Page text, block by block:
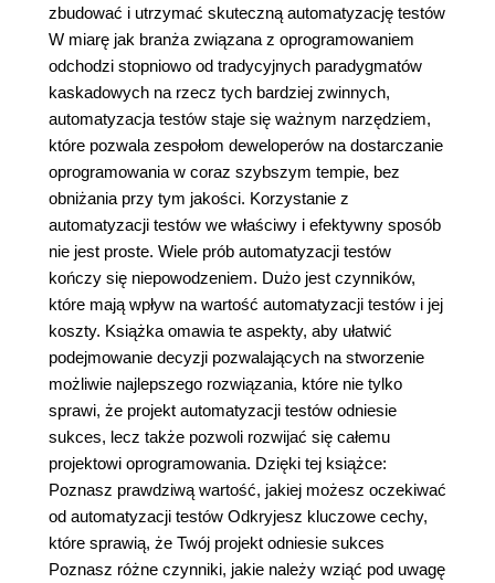
zbudować i utrzymać skuteczną automatyzację testów
W miarę jak branża związana z oprogramowaniem
odchodzi stopniowo od tradycyjnych paradygmatów
kaskadowych na rzecz tych bardziej zwinnych,
automatyzacja testów staje się ważnym narzędziem,
które pozwala zespołom deweloperów na dostarczanie
oprogramowania w coraz szybszym tempie, bez
obniżania przy tym jakości. Korzystanie z
automatyzacji testów we właściwy i efektywny sposób
nie jest proste. Wiele prób automatyzacji testów
kończy się niepowodzeniem. Dużo jest czynników,
które mają wpływ na wartość automatyzacji testów i jej
koszty. Książka omawia te aspekty, aby ułatwić
podejmowanie decyzji pozwalających na stworzenie
możliwie najlepszego rozwiązania, które nie tylko
sprawi, że projekt automatyzacji testów odniesie
sukces, lecz także pozwoli rozwijać się całemu
projektowi oprogramowania. Dzięki tej książce:
Poznasz prawdziwą wartość, jakiej możesz oczekiwać
od automatyzacji testów Odkryjesz kluczowe cechy,
które sprawią, że Twój projekt odniesie sukces
Poznasz różne czynniki, jakie należy wziąć pod uwagę